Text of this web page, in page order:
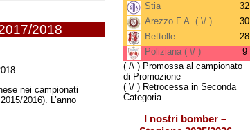
2018
nei campionati
2016). L’anno
Stia
32
Arezzo F.A. ( \/ )
30
Bettolle
28
Poliziana ( \/ )
9
( /\ ) Promossa al campionato
di Promozione
( \/ ) Retrocessa in Seconda
Categoria
I nostri bomber –